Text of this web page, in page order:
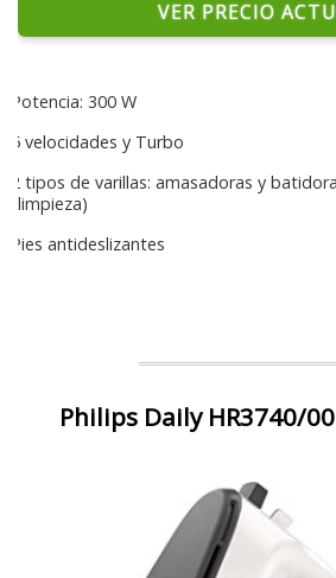
VER PRECIO
Potencia: 300 W
5 velocidades y Turbo
2 tipos de varillas: amasadoras y
limpieza)
Pies antideslizantes
Philips Daily HR3740/